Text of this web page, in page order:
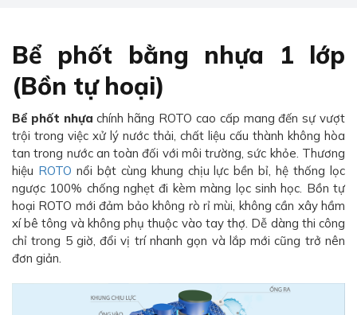
Bể phốt bằng nhựa 1 lớp
(Bồn tự hoại)
Bể phốt nhựa chính hãng ROTO cao cấp mang đến sự vượt
trội trong việc xử lý nước thải, chất liệu cấu thành không hòa
tan trong nước an toàn đối với môi trường, sức khỏe. Thương
hiệu ROTO nổi bật cùng khung chịu lực bền bỉ, hệ thống lọc
ngược 100% chống nghẹt đi kèm màng lọc sinh học. Bồn tự
hoại ROTO mới đảm bảo không rò rỉ mùi, không cần xây hầm
xí bê tông và không phụ thuộc vào tay thợ. Dễ dàng thi công
chỉ trong 5 giờ, đổi vị trí nhanh gọn và lắp mới cũng trở nên
đơn giản.